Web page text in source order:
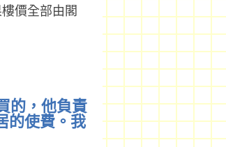
價全部由閣
的，他負責
的使費。我